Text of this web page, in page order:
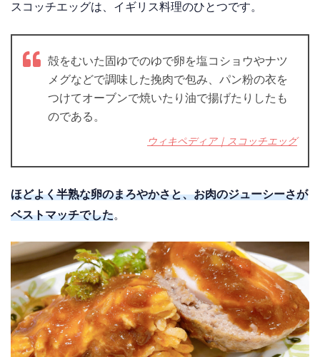
スコッチエッグは、イギリス料理のひとつです。
殻をむいた固ゆでのゆで卵を塩コショウやナツ
メグなどで調味した挽肉で包み、パン粉の衣を
つけてオーブンで焼いたり油で揚げたりしたも
のである。
ウィキペディア｜スコッチエッグ
ほどよく半熟な卵のまろやかさと、お肉のジューシーさが
ベストマッチでした。